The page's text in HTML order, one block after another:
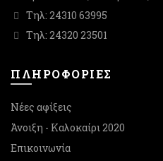
Τηλ: 24310 63995
Τηλ: 24320 23501
ΠΛΗΡΟΦΟΡΙΕΣ
Νέες αφίξεις
Άνοιξη - Καλοκαίρι 2020
Επικοινωνία